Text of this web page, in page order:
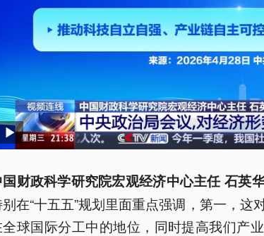
国财政科学研究院宏观经济中心主任 石英
在“十五五”规划里面重点强调，第一，这
球国际分工中的地位，同时提高我们产